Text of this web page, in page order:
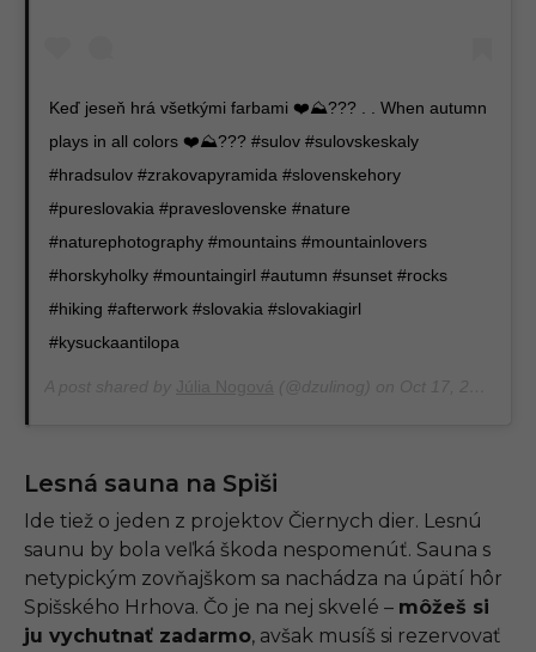
Keď jeseň hrá všetkými farbami ❤️⛰??? . . When autumn
plays in all colors ❤️⛰??? #sulov #sulovskeskaly
#hradsulov #zrakovapyramida #slovenskehory
#pureslovakia #praveslovenske #nature
#naturephotography #mountains #mountainlovers
#horskyholky #mountaingirl #autumn #sunset #rocks
#hiking #afterwork #slovakia #slovakiagirl
#kysuckaantilopa
Lesná sauna na Spiši
Ide tiež o jeden z projektov Čiernych dier. Lesnú
saunu by bola veľká škoda nespomenúť. Sauna s
netypickým zovňajškom sa nachádza na úpätí hôr
Spišského Hrhova. Čo je na nej skvelé – môžeš si
ju vychutnať zadarmo, avšak musíš si rezervovať